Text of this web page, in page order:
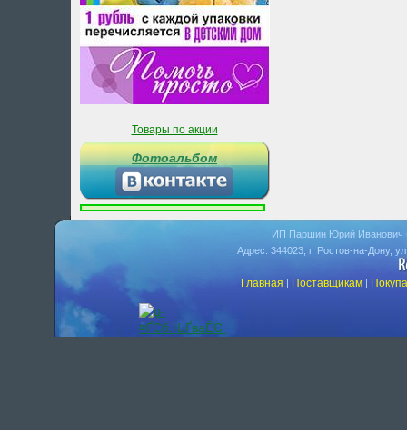
Товары по акции
Фотоальбом
ИП Паршин Юрий Иванович
Адрес: 344023, г. Ростов-на-Дону,
Главная | Поставщикам|